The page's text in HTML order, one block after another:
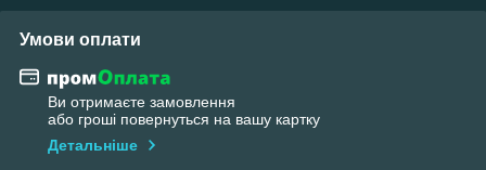
Умови оплати
Ви отримаєте замовлення
або гроші повернуться на вашу картку
Детальніше